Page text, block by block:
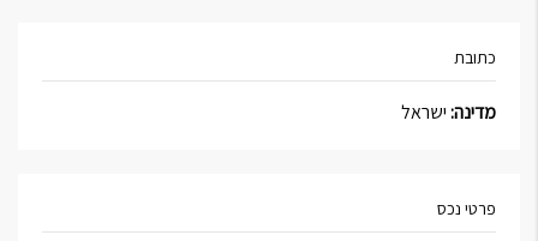
כתובת
מדינה:ישראל
פרטי נכס